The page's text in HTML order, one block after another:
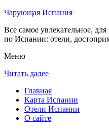
Чарующая Испания
Все самое увлекательное,
по Испании: отели,
Меню
Читать далее
Главная
Карта Испании
Отели Испании
О сайте